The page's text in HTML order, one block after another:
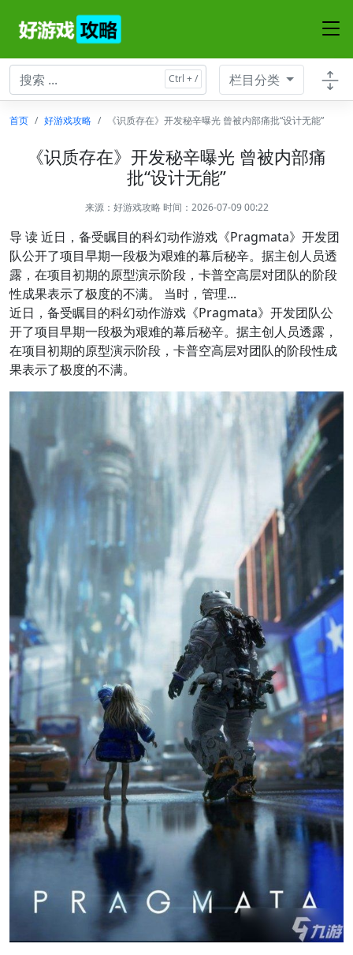
栏目分类
首页 好游戏攻略 《识质存在》开发秘辛曝光 曾被内部痛批“设计无能”
《识质存在》开发秘辛曝光 曾被内部痛
批“设计无能”
来源： 好游戏攻略时间：2026-07-09 00:22
导 读 近日，备受瞩目的科幻动作游戏《Pragmata》开发团
队公开了项目早期一段极为艰难的幕后秘辛。据主创人员透
露，在项目初期的原型演示阶段，卡普空高层对团队的阶段
性成果表示了极度的不满。 当时，管理...
近日，备受瞩目的科幻动作游戏《Pragmata》开发团队公
开了项目早期一段极为艰难的幕后秘辛。据主创人员透露，
在项目初期的原型演示阶段，卡普空高层对团队的阶段性成
果表示了极度的不满。